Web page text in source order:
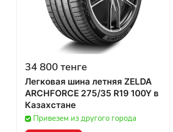
34 800 тенге
Легковая шина летняя ZELDA
ARCHFORCE 275/35 R19 100Y в
Казахстане
Привезем из другого города